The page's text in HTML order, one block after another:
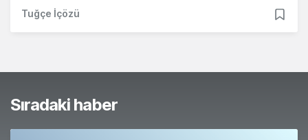
Tuğçe İçözü
Sıradaki haber